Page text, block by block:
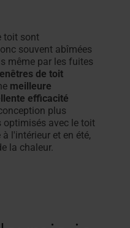
toit sont
souvent abîmées
même par les fuites
de toit
meilleure
efficacité
plus
optimisés avec le toit
l'intérieur et en été,
la chaleur.